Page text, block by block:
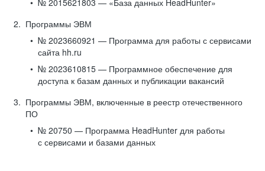
№ 2015621803 — «База данных HeadHunter»
Программы ЭВМ
№ 2023660921 — Программа для работы с сервисами
сайта hh.ru
№ 2023610815 — Программное обеспечение для
доступа к базам данных и публикации вакансий
Программы ЭВМ, включенные в реестр отечественного
ПО
№ 20750 — Программа HeadHunter для работы
с сервисами и базами данных